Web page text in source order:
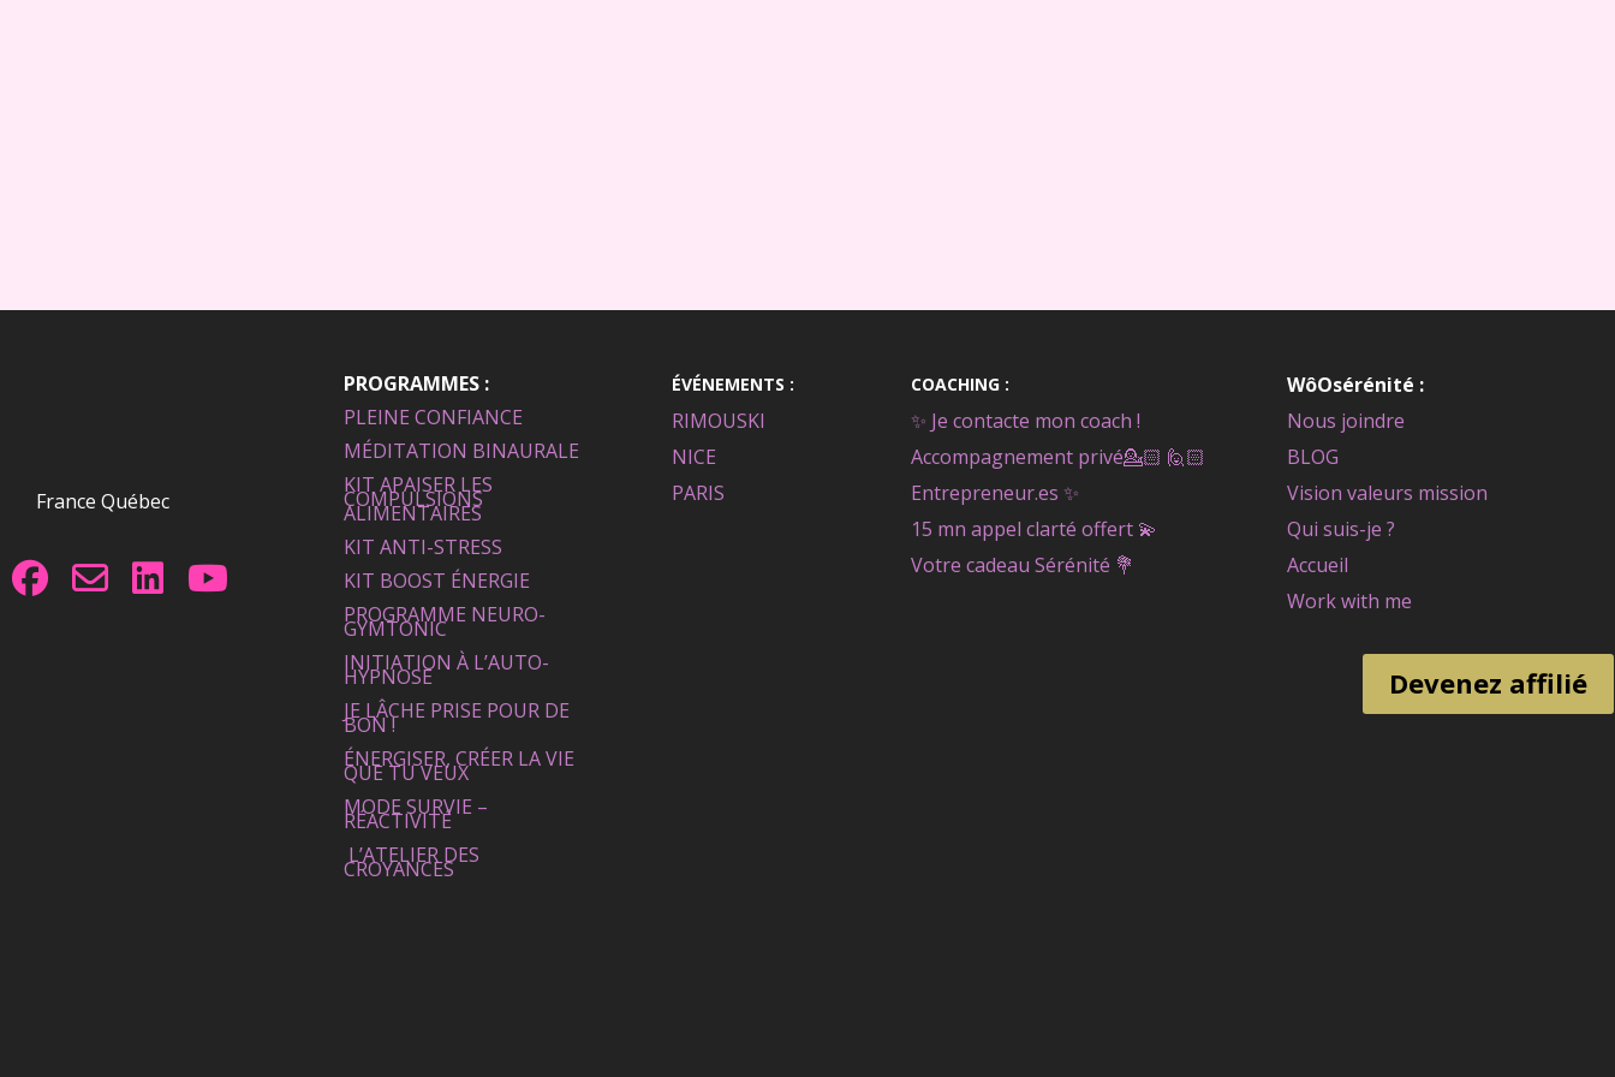
France Québec
PROGRAMMES :
PLEINE CONFIANCE
MÉDITATION BINAURALE
KIT APAISER LES
COMPULSIONS
ALIMENTAIRES
KIT ANTI-STRESS
KIT BOOST ÉNERGIE
PROGRAMME NEURO-
GYMTONIC
INITIATION À L’AUTO-
HYPNOSE
JE LÂCHE PRISE POUR DE
BON !
ÉNERGISER, CRÉER LA VIE
QUE TU VEUX
MODE SURVIE –
RÉACTIVITÉ
L’ATELIER DES
CROYANCES
ÉVÉNEMENTS :
RIMOUSKI
NICE
PARIS
COACHING :
✨ Je contacte mon coach !
Accompagnement privé💁🏻 🙋🏻
Entrepreneur.es ✨
15 mn appel clarté offert 💫
Votre cadeau Sérénité 💐
WôOsérénité :
Nous joindre
BLOG
Vision valeurs mission
Qui suis-je ?
Accueil
Work with me
Devenez affilié